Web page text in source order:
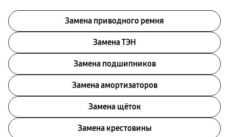
Замена приводного ремня
Замена ТЭН
Замена подшипников
Замена амортизаторов
Замена щёток
Замена крестовины